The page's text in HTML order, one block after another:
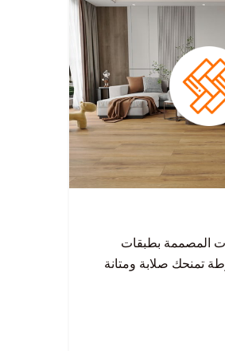
المصممة بطبقات
تمنحك صلابة ومتانة